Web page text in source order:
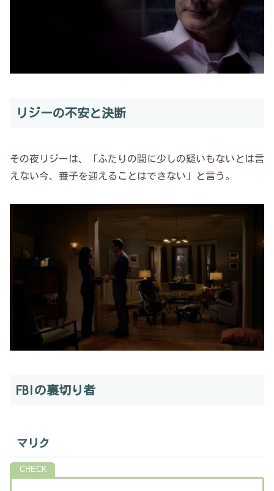
リジーの不安と決断
その夜リジーは、「ふたりの間に少しの疑いもないとは言
えない今、養子を迎えることはできない」と言う。
FBIの裏切り者
マリク